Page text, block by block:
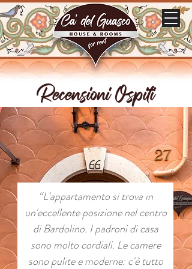
Recensioni Ospiti
“L'appartamento si trova in
un'eccellente posizione nel centro
di Bardolino. I padroni di casa
sono molto cordiali. Le camere
sono pulite e moderne: c'è tutto